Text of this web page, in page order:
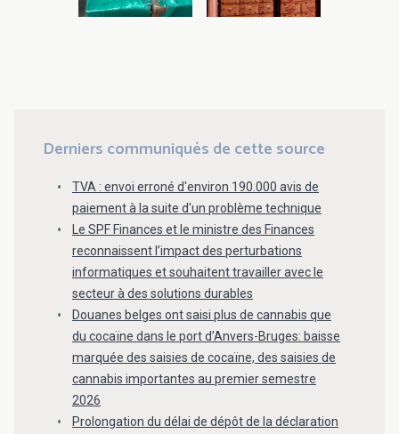
Derniers communiqués de cette source
TVA : envoi erroné d'environ 190.000 avis de
paiement à la suite d'un problème technique
Le SPF Finances et le ministre des Finances
reconnaissent l’impact des perturbations
informatiques et souhaitent travailler avec le
secteur à des solutions durables
Douanes belges ont saisi plus de cannabis que
du cocaïne dans le port d’Anvers-Bruges: baisse
marquée des saisies de cocaïne, des saisies de
cannabis importantes au premier semestre
2026
Prolongation du délai de dépôt de la déclaration